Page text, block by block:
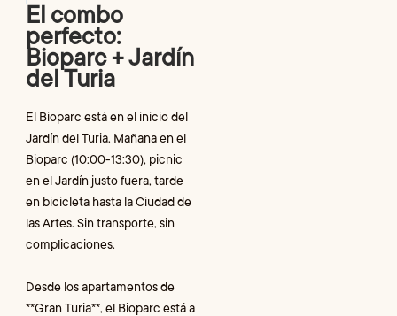
El combo
perfecto:
Bioparc + Jardín
del Turia
El Bioparc está en el inicio del
Jardín del Turia. Mañana en el
Bioparc (10:00-13:30), picnic
en el Jardín justo fuera, tarde
en bicicleta hasta la Ciudad de
las Artes. Sin transporte, sin
complicaciones.
Desde los apartamentos de
**Gran Turia**, el Bioparc está a